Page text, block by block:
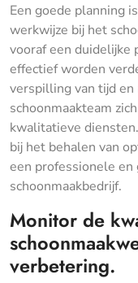
Een goede planning
werkwijze bij het
vooraf een duidelijke
effectief worden
verspilling van tijd
schoonmaakteam
kwalitatieve
bij het behalen van
een professionele en
schoonmaakbedrijf.
Monitor de
verbetering.